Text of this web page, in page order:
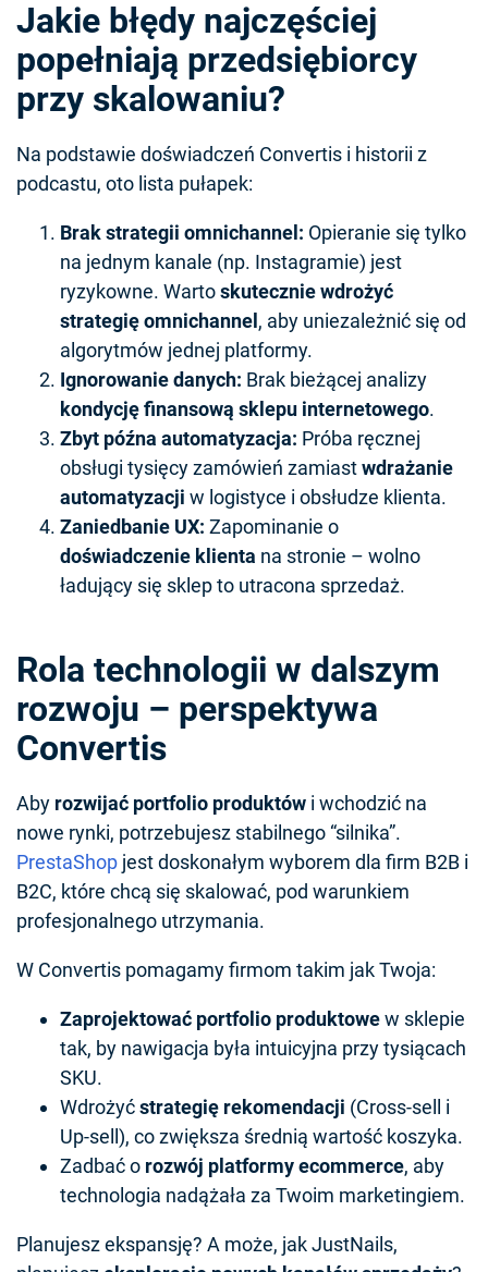
Jakie błędy najczęściej
popełniają przedsiębiorcy
przy skalowaniu?
Na podstawie doświadczeń Convertis i historii z
podcastu, oto lista pułapek:
Brak strategii omnichannel: Opieranie się tylko
na jednym kanale (np. Instagramie) jest
ryzykowne. Wartoskutecznie wdrożyć
strategię omnichannel , aby uniezależnić się od
algorytmów jednej platformy.
Ignorowanie danych: Brak bieżącej analizy
kondycję finansową sklepu internetowego.
Zbyt późna automatyzacja: Próba ręcznej
obsługi tysięcy zamówień zamiastwdrażanie
automatyzacji w logistyce i obsłudze klienta.
Zaniedbanie UX: Zapominanie o
doświadczenie klienta na stronie – wolno
ładujący się sklep to utracona sprzedaż.
Rola technologii w dalszym
rozwoju – perspektywa
Convertis
Aby rozwijać portfolio produktów i wchodzić na
nowe rynki, potrzebujesz stabilnego “silnika”.
PrestaShop jest doskonałym wyborem dla firm B2B i
B2C, które chcą się skalować, pod warunkiem
profesjonalnego utrzymania.
W Convertis pomagamy firmom takim jak Twoja:
Zaprojektować portfolio produktowew sklepie
tak, by nawigacja była intuicyjna przy tysiącach
SKU.
Wdrożyćstrategię rekomendacji (Cross-sell i
Up-sell), co zwiększa średnią wartość koszyka.
Zadbać o rozwój platformy ecommerce, aby
technologia nadążała za Twoim marketingiem.
Planujesz ekspansję? A może, jak JustNails,